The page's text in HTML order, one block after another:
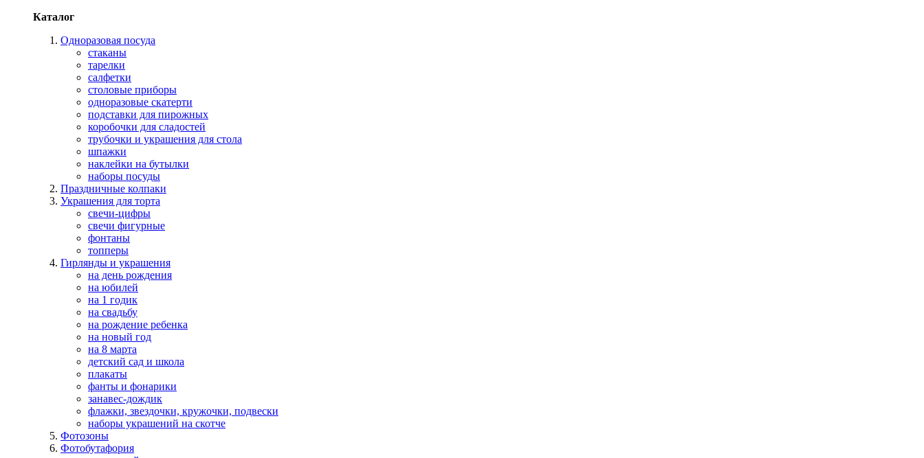
Каталог
Одноразовая посуда
стаканы
тарелки
салфетки
столовые приборы
одноразовые скатерти
подставки для пирожных
коробочки для сладостей
трубочки и украшения для стола
шпажки
наклейки на бутылки
наборы посуды
Праздничные колпаки
Украшения для торта
свечи-цифры
свечи фигурные
фонтаны
топперы
Гирлянды и украшения
на день рождения
на юбилей
на 1 годик
на свадьбу
на рождение ребенка
на новый год
на 8 марта
детский сад и школа
плакаты
фанты и фонарики
занавес-дождик
флажки, звездочки, кружочки, подвески
наборы украшений на скотче
Фотозоны
Фотобутафория